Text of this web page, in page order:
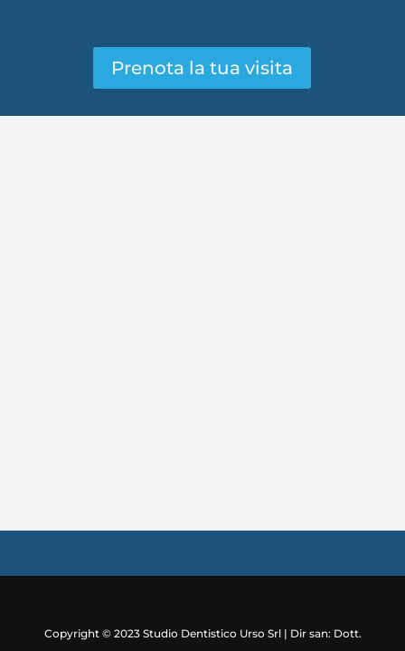
Prenota la tua visita
Copyright © 2023 Studio Dentistico Urso Srl | Dir san: Dott.